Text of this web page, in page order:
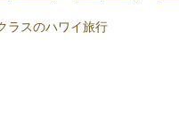
ラスのハワイ旅行